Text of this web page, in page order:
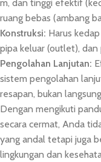
m, dan tinggi efektif
ruang bebas (ambang
Konstruksi: Harus
pipa keluar (outlet), dan
Pengolahan Lanjutan:
sistem pengolahan
resapan, bukan
Dengan mengikuti
secara cermat, Anda
yang andal tetapi juga
lingkungan dan